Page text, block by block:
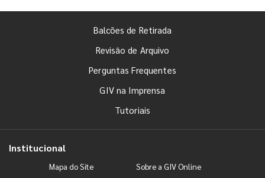
Balcões de Retirada
Revisão de Arquivo
Perguntas Frequentes
GIV na Imprensa
Tutoriais
Institucional
Mapa do Site Sobre a GIV Online